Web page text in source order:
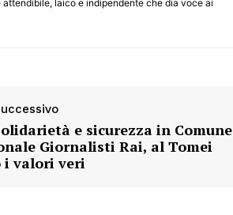
laico e indipendente che dia voce ai
e sicurezza in Comune
Giornalisti Rai, al Tomei
i valori veri